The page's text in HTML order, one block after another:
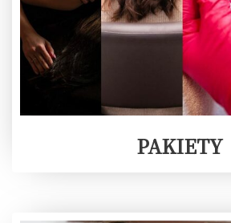
PAKIETY